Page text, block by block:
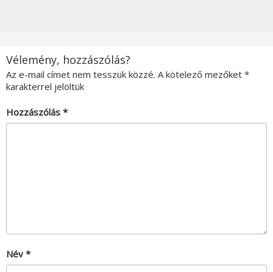
Vélemény, hozzászólás?
Az e-mail címet nem tesszük közzé. A kötelező mezőket *
karakterrel jelöltük
Hozzászólás *
Név *